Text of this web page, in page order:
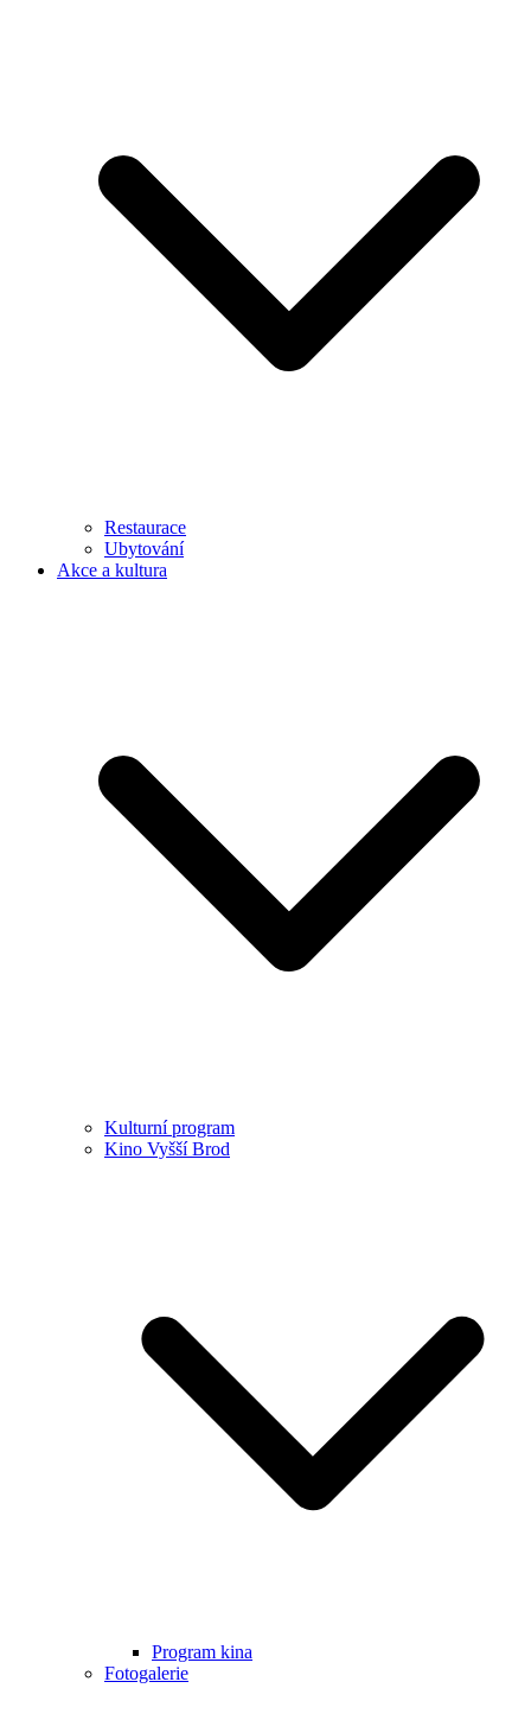
Restaurace
Ubytování
Akce a kultura
Kulturní program
Kino Vyšší Brod
Program kina
Fotogalerie